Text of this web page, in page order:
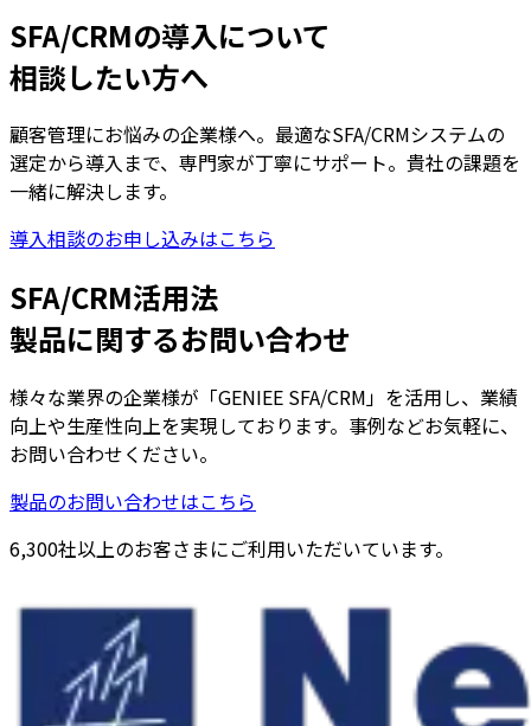
SFA/CRMの導入について
相談したい方へ
顧客管理にお悩みの企業様へ。最適なSFA/CRMシステムの
選定から導入まで、専門家が丁寧にサポート。貴社の課題を
一緒に解決します。
導入相談のお申し込みはこちら
SFA/CRM活用法
製品に関するお問い合わせ
様々な業界の企業様が「GENIEE SFA/CRM」を活用し、業績
向上や生産性向上を実現しております。事例などお気軽に、
お問い合わせください。
製品のお問い合わせはこちら
6,300社以上のお客さまにご利用いただいています。